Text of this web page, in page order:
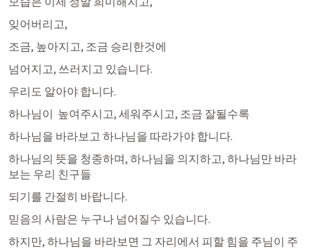
잊어버리고,
조금, 높아지고, 조금 승리한것에
넘어지고, 쓰러지고 있습니다.
우리도 알아야 합니다.
하나님이  높여주시고, 세워주시고, 조금 잘될수록
하나님을 바라보고 하나님을 따라가야 합니다.
하나님의 뜻을 청종하며, 하나님을 의지하고, 하나님만 바라
보는 우리 친구들
되기를 간절히 바랍니다.
믿음의 사람은 누구나 넘어질수 있습니다.
하지만, 하나님을 바라보면 그 자리에서 피할 힘을 주님이 주